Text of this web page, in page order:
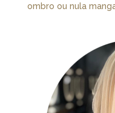
ombro ou nula